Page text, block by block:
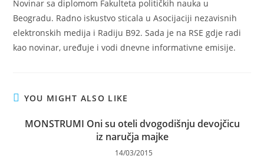
Novinar sa diplomom Fakulteta političkih nauka u
Beogradu. Radno iskustvo sticala u Asocijaciji nezavisnih
elektronskih medija i Radiju B92. Sada je na RSE gdje radi
kao novinar, uređuje i vodi dnevne informativne emisije.
YOU MIGHT ALSO LIKE
MONSTRUMI Oni su oteli dvogodišnju devojčicu
iz naručja majke
14/03/2015